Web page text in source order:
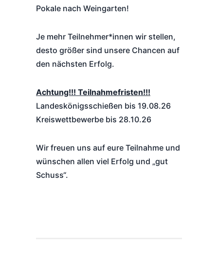
Pokale nach Weingarten!
Je mehr Teilnehmer*innen wir stellen,
desto größer sind unsere Chancen auf
den nächsten Erfolg.
Achtung!!! Teilnahmefristen!!!
Landeskönigsschießen bis 19.08.26
Kreiswettbewerbe bis 28.10.26
Wir freuen uns auf eure Teilnahme und
wünschen allen viel Erfolg und „gut
Schuss“.